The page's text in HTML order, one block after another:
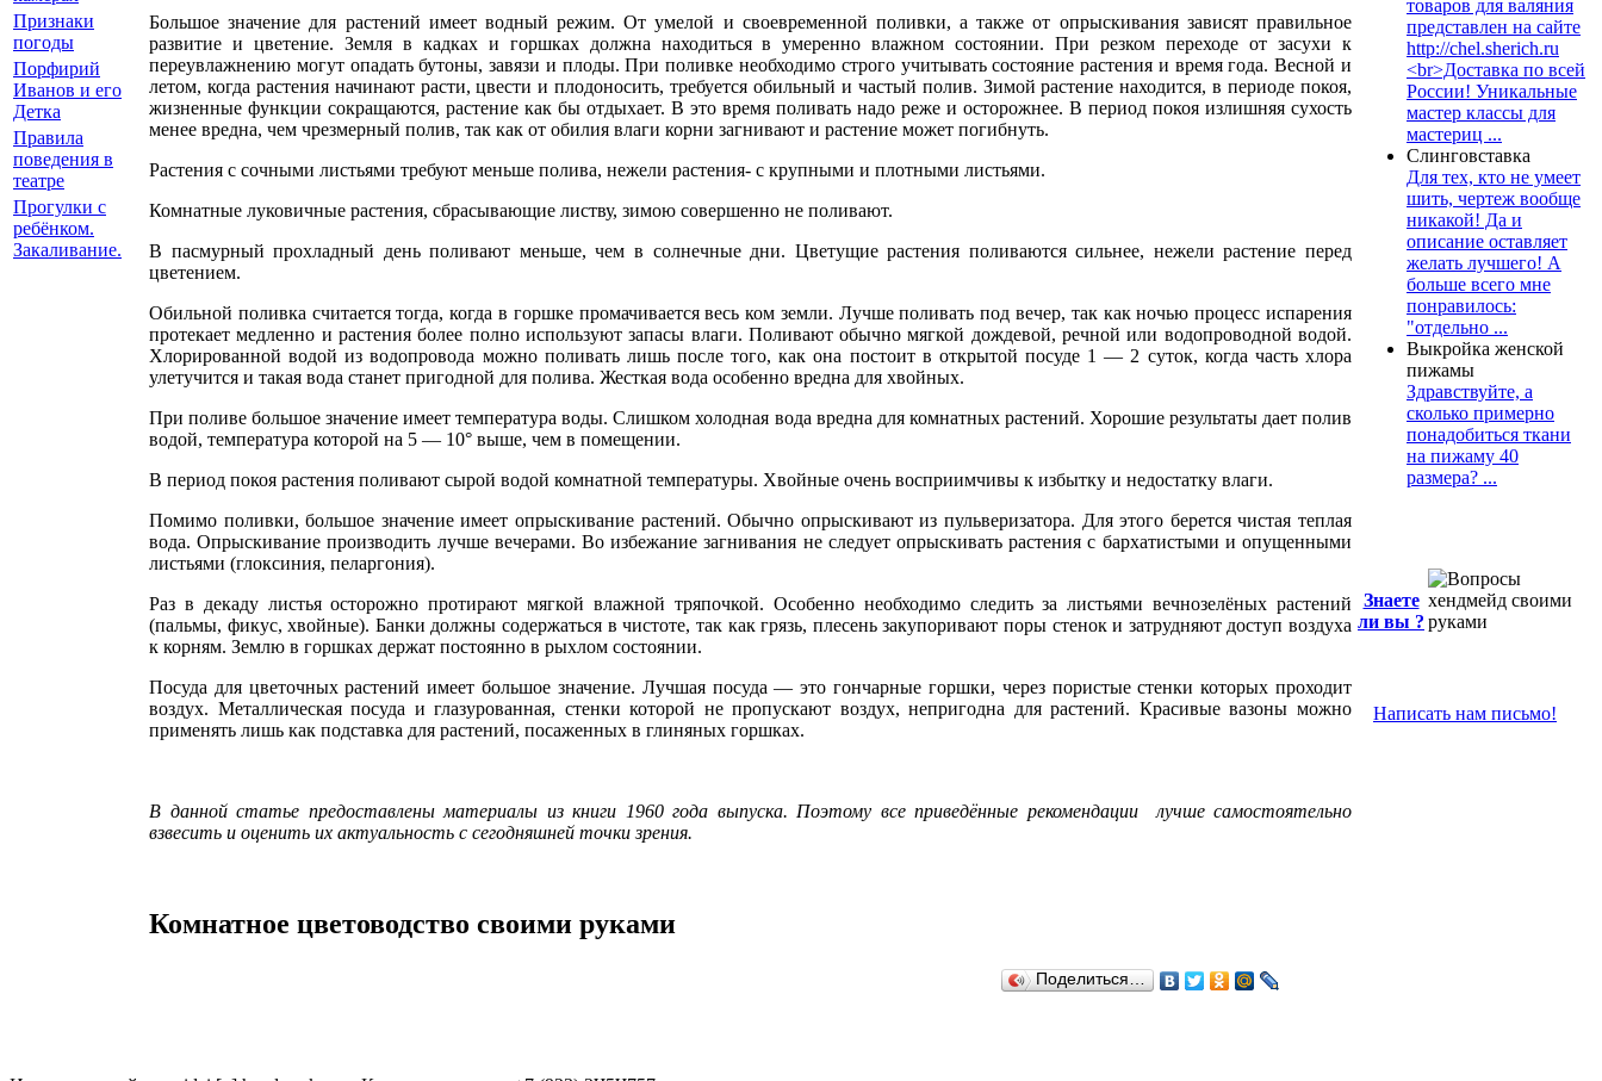
Большое значение для растений имеет водный режим. От умелой и своевременной поливки, а также от опрыскивания зависят правильное
развитие и цветение. Земля в кадках и горшках должна находиться в умеренно влажном состоянии. При резком переходе от засухи к
переувлажнению могут опадать бутоны, завязи и плоды. При поливке необходимо строго учитывать состояние растения и время года. Весной и
летом, когда растения начинают расти, цвести и плодоносить, требуется обильный и частый полив. Зимой растение находится, в периоде покоя,
жизненные функции сокращаются, растение как бы отдыхает. В это время поливать надо реже и осторожнее. В период покоя излишняя сухость
менее вредна, чем чрезмерный полив, так как от обилия влаги корни загнивают и растение может погибнуть.
Растения с сочными листьями требуют меньше полива, нежели растения- с крупными и плотными листьями.
Комнатные луковичные растения, сбрасывающие листву, зимою совершенно не поливают.
В пасмурный прохладный день поливают меньше, чем в солнечные дни. Цветущие растения поливаются сильнее, нежели растение перед
цветением.
Обильной поливка считается тогда, когда в горшке промачивается весь ком земли. Лучше поливать под вечер, так как ночью процесс испарения
протекает медленно и растения более полно используют запасы влаги. Поливают обычно мягкой дождевой, речной или водопроводной водой.
Хлорированной водой из водопровода можно поливать лишь после того, как она постоит в открытой посуде 1 — 2 суток, когда часть хлора
улетучится и такая вода станет пригодной для полива. Жесткая вода особенно вредна для хвойных.
При поливе большое значение имеет температура воды. Слишком холодная вода вредна для комнатных растений. Хорошие результаты дает полив
водой, температура которой на 5 — 10° выше, чем в помещении.
В период покоя растения поливают сырой водой комнатной температуры. Хвойные очень восприимчивы к избытку и недостатку влаги.
Помимо поливки, большое значение имеет опрыскивание растений. Обычно опрыскивают из пульверизатора. Для этого берется чистая теплая
вода. Опрыскивание производить лучше вечерами. Во избежание загнивания не следует опрыскивать растения с бархатистыми и опущенными
листьями (глоксиния, пеларгония).
Раз в декаду листья осторожно протирают мягкой влажной тряпочкой. Особенно необходимо следить за листьями вечнозелёных растений
(пальмы, фикус, хвойные). Банки должны содержаться в чистоте, так как грязь, плесень закупоривают поры стенок и затрудняют доступ воздуха
к корням. Землю в горшках держат постоянно в рыхлом состоянии.
Посуда для цветочных растений имеет большое значение. Лучшая посуда — это гончарные горшки, через пористые стенки которых проходит
воздух. Металлическая посуда и глазурованная, стенки которой не пропускают воздух, непригодна для растений. Красивые вазоны можно
применять лишь как подставка для растений, посаженных в глиняных горшках.
В данной статье предоставлены материалы из книги 1960 года выпуска. Поэтому все приведённые рекомендации лучше самостоятельно
взвесить и оценить их актуальность с сегодняшней точки зрения.
Комнатное цветоводство своими руками
Поделиться…
товаров для валяния
представлен на сайте
http://chel.sherich.ru
<br>Доставка по всей
России! Уникальные
мастер классы для
мастериц ...
Слинговставка
Для тех, кто не умеет
шить, чертеж вообще
никакой! Да и
описание оставляет
желать лучшего! А
больше всего мне
понравилось:
"отдельно ...
Выкройка женской
пижамы
Здравствуйте, а
сколько примерно
понадобиться ткани
на пижаму 40
размера? ...
Знаете
ли вы ?
Написать нам письмо!
Признаки
погоды
Порфирий
Иванов и его
Детка
Правила
поведения в
театре
Прогулки с
ребёнком.
Закаливание.